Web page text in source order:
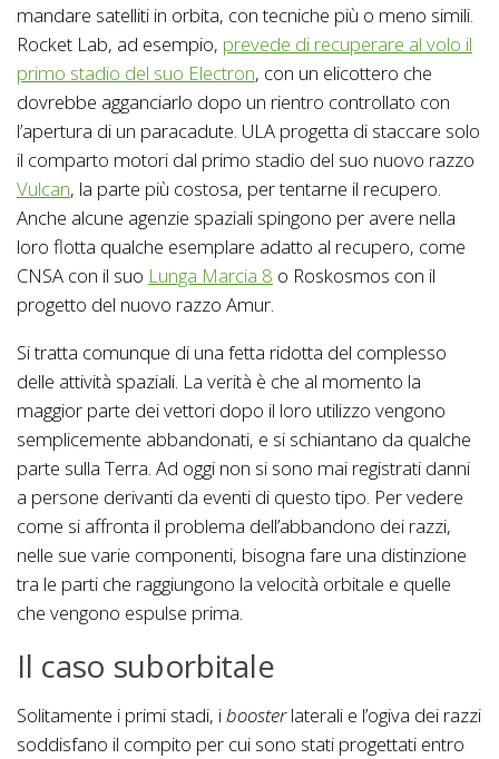
mandare satelliti in orbita, con tecniche più o meno simili.
Rocket Lab, ad esempio, prevede di recuperare al volo il
primo stadio del suo Electron, con un elicottero che
dovrebbe agganciarlo dopo un rientro controllato con
l’apertura di un paracadute. ULA progetta di staccare solo
il comparto motori dal primo stadio del suo nuovo razzo
Vulcan, la parte più costosa, per tentarne il recupero.
Anche alcune agenzie spaziali spingono per avere nella
loro flotta qualche esemplare adatto al recupero, come
CNSA con il suo Lunga Marcia 8 o Roskosmos con il
progetto del nuovo razzo Amur.
Si tratta comunque di una fetta ridotta del complesso
delle attività spaziali. La verità è che al momento la
maggior parte dei vettori dopo il loro utilizzo vengono
semplicemente abbandonati, e si schiantano da qualche
parte sulla Terra. Ad oggi non si sono mai registrati danni
a persone derivanti da eventi di questo tipo. Per vedere
come si affronta il problema dell’abbandono dei razzi,
nelle sue varie componenti, bisogna fare una distinzione
tra le parti che raggiungono la velocità orbitale e quelle
che vengono espulse prima.
Il caso suborbitale
Solitamente i primi stadi, iboosterlaterali e l’ogiva dei razzi
soddisfano il compito per cui sono stati progettati entro